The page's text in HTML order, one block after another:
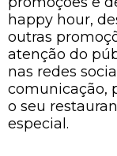
happy hour,
outras
atenção do
nas redes
comunicação,
o seu
especial.